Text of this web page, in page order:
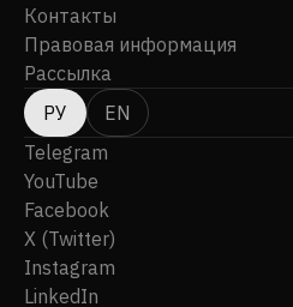
Контакты
Правовая информация
Рассылка
РУ
EN
Telegram
YouTube
Facebook
X (Twitter)
Instagram
LinkedIn